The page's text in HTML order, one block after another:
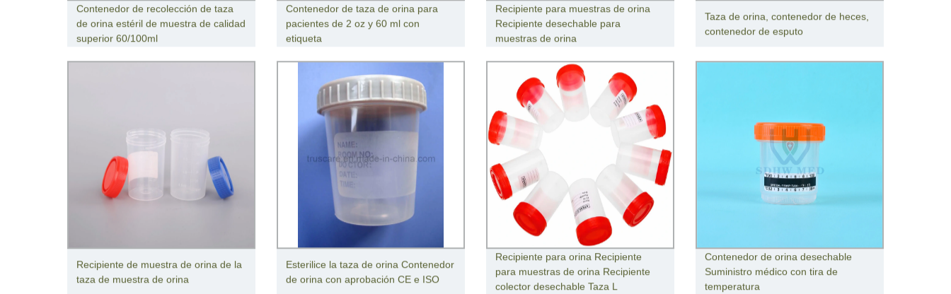
Contenedor de recolección de taza
de orina estéril de muestra de calidad
superior 60/100ml
Contenedor de taza de orina para
pacientes de 2 oz y 60 ml con
etiqueta
Recipiente para muestras de orina
Recipiente desechable para
muestras de orina
Taza de orina, contenedor de heces,
contenedor de esputo
Recipiente de muestra de orina de la
taza de muestra de orina
Esterilice la taza de orina Contenedor
de orina con aprobación CE e ISO
Recipiente para orina Recipiente
para muestras de orina Recipiente
colector desechable Taza L
Contenedor de orina desechable
Suministro médico con tira de
temperatura